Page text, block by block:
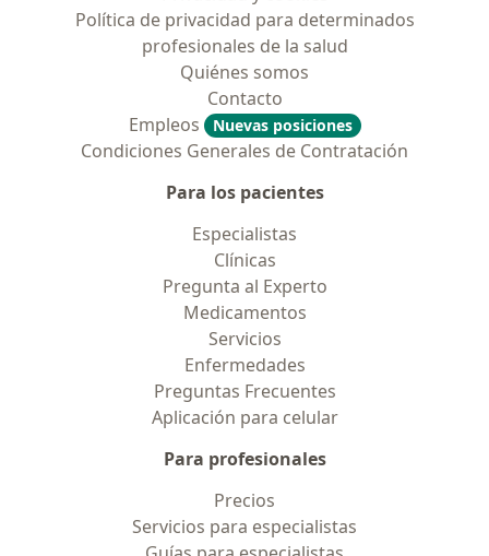
Política de privacidad para determinados
profesionales de la salud
Quiénes somos
Contacto
Empleos
Nuevas posiciones
Condiciones Generales de Contratación
Para los pacientes
Especialistas
Clínicas
Pregunta al Experto
Medicamentos
Servicios
Enfermedades
Preguntas Frecuentes
Aplicación para celular
Para profesionales
Precios
Servicios para especialistas